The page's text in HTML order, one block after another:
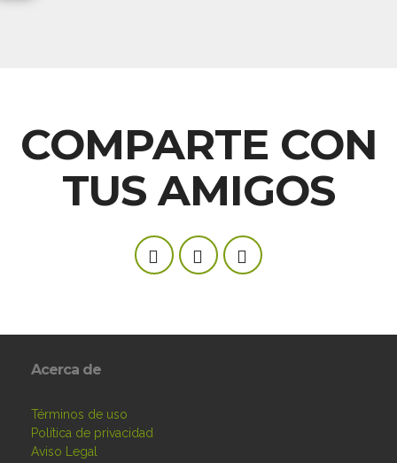
COMPARTE CON
TUS AMIGOS
Acerca de
Términos de uso
Política de privacidad
Aviso Legal